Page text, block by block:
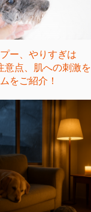
ー、やりすぎは
意点、肌への刺激を
をご紹介！